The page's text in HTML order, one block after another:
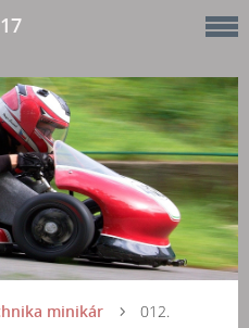
minikár
012.